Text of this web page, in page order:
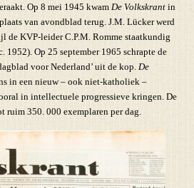
Op 8 mei 1945 kwam De Volkskrant in
van avondblad terug. J.M. Lücker werd
de KVP-leider C.P.M. Romme staatkundig
1952). Op 25 september 1965 schrapte de
voor Nederland’ uit de kop. De
in een nieuw – ook niet-katholiek –
in intellectuele progressieve kringen. De
350. 000 exemplaren per dag.